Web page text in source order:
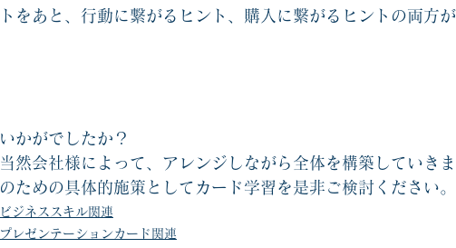
トをあと、行動に繋がるヒント、購入に繋がるヒントの両方
いかがでしたか？
当然会社様によって、アレンジしながら全体を構築していき
のための具体的施策としてカード学習を是非ご検討ください。
ビジネススキル関連
プレゼンテーションカード関連